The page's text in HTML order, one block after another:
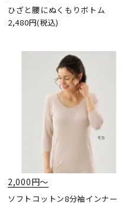
ひざと腰にぬくもりボトム
2,480円(税込)
2,000円〜
ソフトコットン8分袖インナー